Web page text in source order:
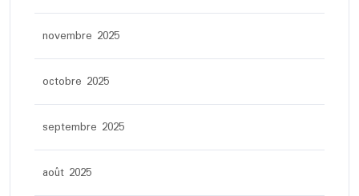
novembre 2025
octobre 2025
septembre 2025
août 2025